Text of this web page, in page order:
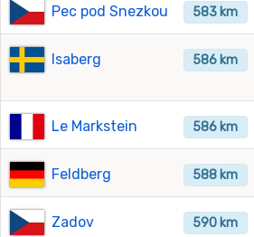
Pec pod Snezkou 583 km
Isaberg 586 km
Le Markstein 586 km
Feldberg 588 km
Zadov 590 km